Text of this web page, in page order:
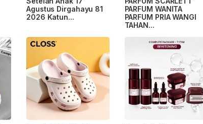
Agustus Dirgahayu 81
2026 Katun...
PARFUM WANITA
PARFUM PRIA WANGI
TAHAN...